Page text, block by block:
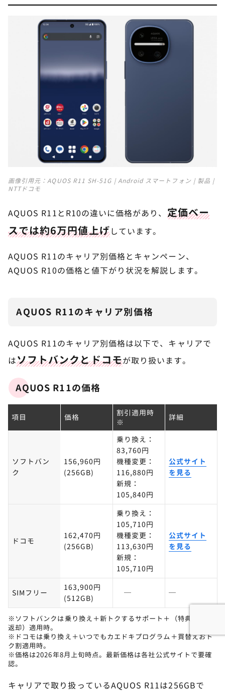
画像引用元：AQUOS R11 SH-51G | Android スマートフォン | 製品 |
NTTドコモ
AQUOS R11とR10の違いに価格があり、 定価ベー
スでは約6万円値上げしています。
AQUOS R11のキャリア別価格とキャンペーン、
AQUOS R10の価格と値下がり状況を解説します。
AQUOS R11のキャリア別価格
AQUOS R11のキャリア別価格は以下で、キャリアで
はソフトバンクとドコモが取り扱います。
AQUOS R11の価格
項目 価格
割引適用時
※
詳細
ソフトバン
ク
156,960円
(256GB)
乗り換え：
83,760円
機種変更：
116,880円
新規：
105,840円
公式サイト
を見る
ドコモ
162,470円
(256GB)
乗り換え：
105,710円
機種変更：
113,630円
新規：
105,710円
公式サイト
を見る
SIMフリー
163,900円
(512GB)
─ ─
※ソフトバンクは乗り換え＋新トクするサポート＋（特典B・2年
返却）適用時。
※ドコモは乗り換え＋いつでもカエドキプログラム＋買替えおト
ク割適用時。
※価格は2026年8月上旬時点。最新価格は各社公式サイトで要確
認。
キャリアで取り扱っているAQUOS R11は256GBで